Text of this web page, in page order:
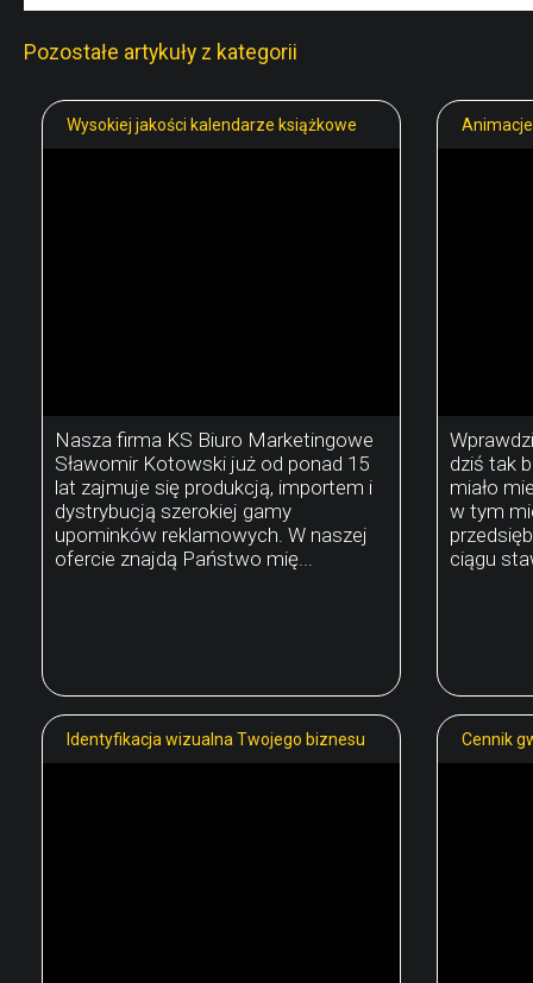
Pozostałe artykuły z kategorii
Wysokiej jakości kalendarze książkowe
Nasza firma KS Biuro Marketingowe
Sławomir Kotowski już od ponad 15
lat zajmuje się produkcją, importem i
dystrybucją szerokiej gamy
upominków reklamowych. W naszej
ofercie znajdą Państwo mię...
dziś tak
miało
w tym
ciągu
Identyfikacja wizualna Twojego biznesu Cennik